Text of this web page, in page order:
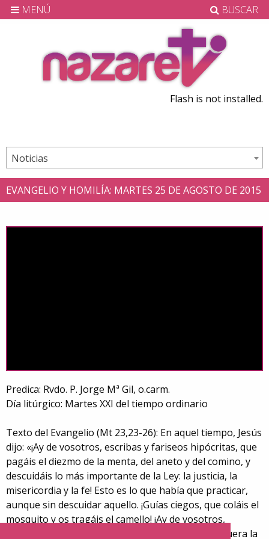
MENÚ BUSCAR
Flash is not installed.
Noticias
EVANGELIO Y HOMILÍA: MARTES 25 DE AGOSTO DE 2015
Predica: Rvdo. P. Jorge Mª Gil, o.carm.
Día litúrgico: Martes XXI del tiempo ordinario
Texto del Evangelio (Mt 23,23-26): En aquel tiempo, Jesús
dijo: «¡Ay de vosotros, escribas y fariseos hipócritas, que
pagáis el diezmo de la menta, del aneto y del comino, y
descuidáis lo más importante de la Ley: la justicia, la
misericordia y la fe! Esto es lo que había que practicar,
aunque sin descuidar aquello. ¡Guías ciegos, que coláis el
mosquito y os tragáis el camello! ¡Ay de vosotros,
escribas y fariseos hipócritas, que purificáis por fuera la